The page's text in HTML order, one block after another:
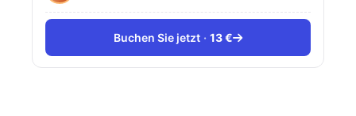
Buchen Sie jetzt 13 €